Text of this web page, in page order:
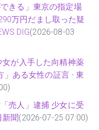
きる」東京の指定場
万円だまし取った疑
DIG(2026-08-03
女が入手した向精神薬
」ある女性の証言 - 東
売人」逮捕 少女に受
聞(2026-07-25 07:00)